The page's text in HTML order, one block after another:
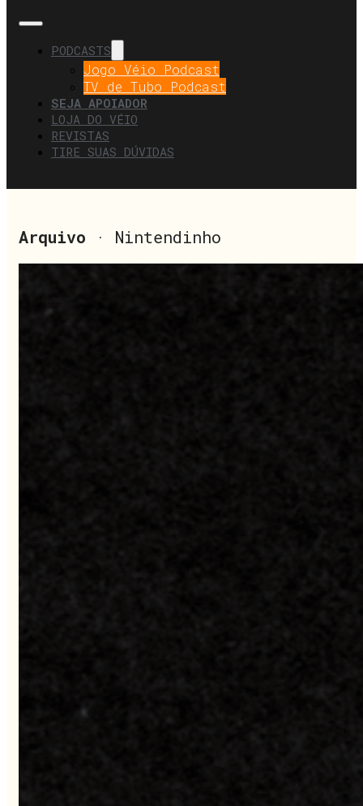
PODCASTS
Jogo Véio Podcast
TV de Tubo Podcast
SEJA APOIADOR
LOJA DO VÉIO
REVISTAS
TIRE SUAS DÚVIDAS
Arquivo · Nintendinho